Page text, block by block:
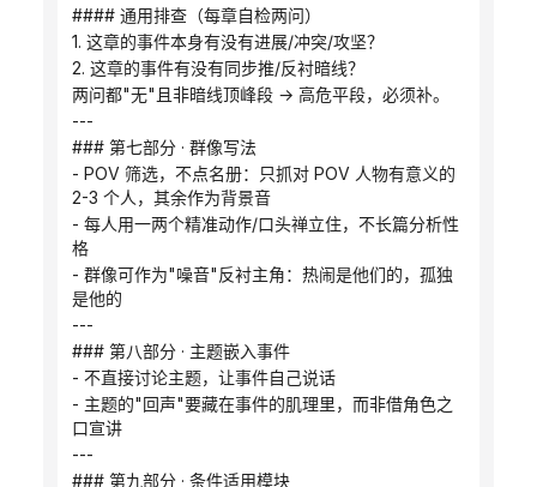
#### 通用排查（每章自检两问）
1. 这章的事件本身有没有进展/冲突/攻坚？
2. 这章的事件有没有同步推/反衬暗线？
两问都"无"且非暗线顶峰段 → 高危平段，必须补。
---
### 第七部分 · 群像写法
- POV 筛选，不点名册：只抓对 POV 人物有意义的
2-3 个人，其余作为背景音
- 每人用一两个精准动作/口头禅立住，不长篇分析性
格
- 群像可作为"噪音"反衬主角：热闹是他们的，孤独
是他的
---
### 第八部分 · 主题嵌入事件
- 不直接讨论主题，让事件自己说话
- 主题的"回声"要藏在事件的肌理里，而非借角色之
口宣讲
---
### 第九部分 · 条件适用模块